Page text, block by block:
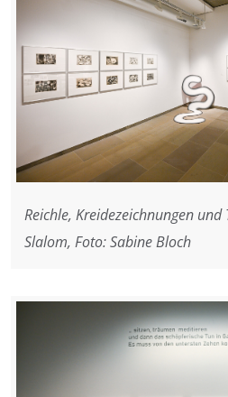
Reichle, Kreidezeichnungen
Slalom, Foto: Sabine Bloch